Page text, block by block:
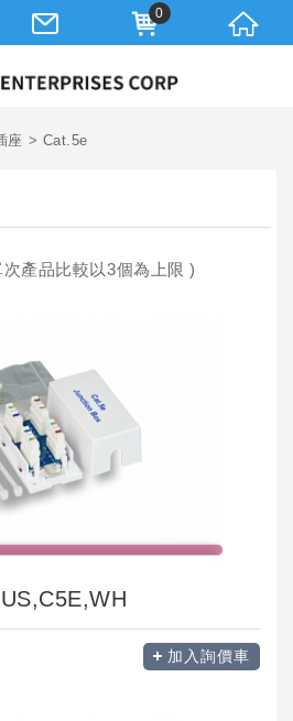
座 Cat.5e
產品比較以3個為上限 )
加入詢價車
0